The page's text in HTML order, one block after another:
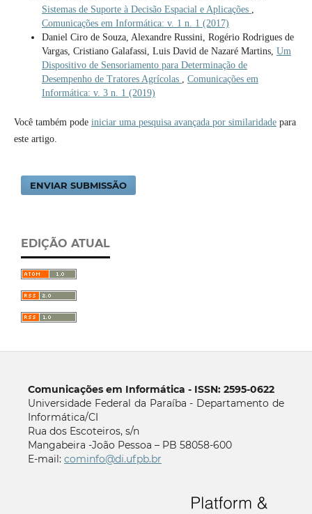
Sistemas de Suporte à Decisão Espacial e Aplicações ,
Comunicações em Informática: v. 1 n. 1 (2017)
Daniel Ciro de Souza, Alexandre Russini, Rogério Rodrigues de
Vargas, Cristiano Galafassi, Luis David de Nazaré Martins, Um
Dispositivo de Sensoriamento para Determinação de
Desempenho de Tratores Agrícolas , Comunicações em
Informática: v. 3 n. 1 (2019)
Você também pode iniciar uma pesquisa avançada por similaridadepara
este artigo.
ENVIAR SUBMISSÃO
EDIÇÃO ATUAL
Comunicações em Informática - ISSN: 2595-0622
Universidade Federal da Paraíba - Departamento de
Informática/CI
Rua dos Escoteiros, s/n
Mangabeira -João Pessoa – PB 58058-600
E-mail: cominfo@di.ufpb.br